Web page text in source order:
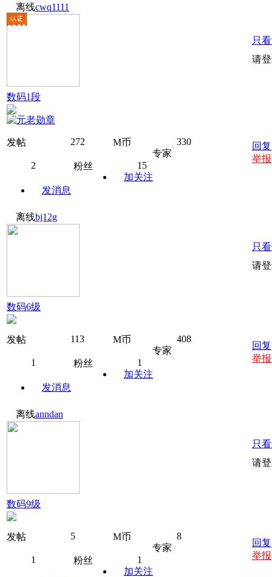
离线cwq1111
数码1段
发帖 272 M币
330
专家
2
粉丝
15
加关注
发消息
只
请
回复
举报
离线bj12g
数码6级
发帖 113 M币
408
专家
1
粉丝
1
加关注
发消息
只
请
回复
举报
离线anndan
数码9级
发帖 5 M币
8
专家
1
粉丝
1
加关注
只
请
回复
举报